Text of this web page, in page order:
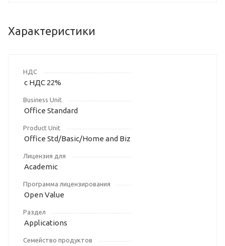
Характеристики
НДС
с НДС 22%
Business Unit
Office Standard
Product Unit
Office Std/Basic/Home and Biz
Лицензия для
Academic
Программа лицензирования
Open Value
Раздел
Applications
Семейство продуктов